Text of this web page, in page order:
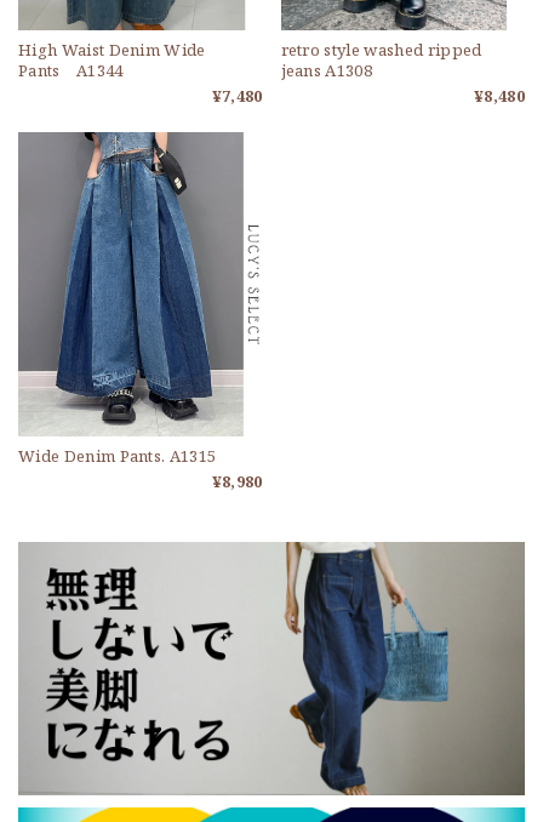
High Waist Denim Wide
Pants A1344
¥7,480
retro style washed ripped
jeans A1308
¥8,480
Wide Denim Pants. A1315
¥8,980